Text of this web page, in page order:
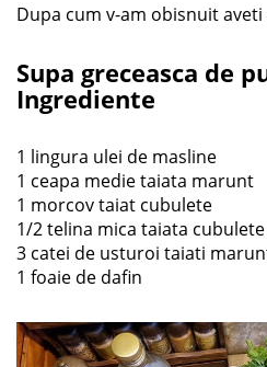
Dupa cum v-am obisnuit
Supa greceasca de
Ingrediente
1 lingura ulei de masline
1 ceapa medie taiata marunt
1 morcov taiat cubulete
1/2 telina mica taiata cubulete
3 catei de usturoi taiati
1 foaie de dafin